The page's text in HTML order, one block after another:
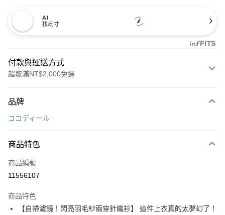
AI
找尺寸
付款與運送方式
超取滿NT$2,000免運
信用卡一次付款
LINE Pay
Apple Pay
悠遊付
品牌
ココディール
商品特色
商品編號
11556107
商品特色
【自帶濾鏡！閃亮羽毛紗兩穿針織衫】 這件上衣真的太夢幻了！